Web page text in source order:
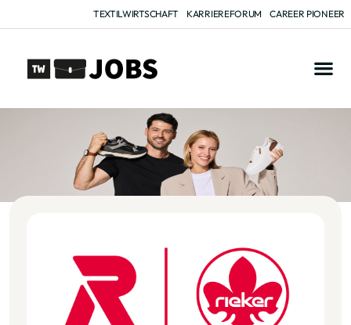
TEXTILWIRTSCHAFT KARRIEREFORUM CAREER PIONEER